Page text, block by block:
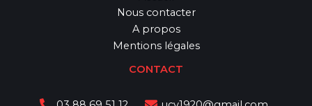
Nous contacter
A propos
Mentions légales
CONTACT